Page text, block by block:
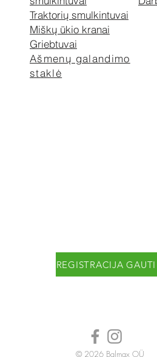
Traktorių smulkintuvai
Miškų ūkio kranai
Griebtuvai
Ašmenų galandimo
staklė
REGISTRACIJA
© 2026 Balmax OÜ